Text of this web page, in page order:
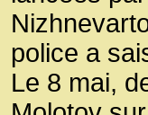
police a
Le 8 mai,